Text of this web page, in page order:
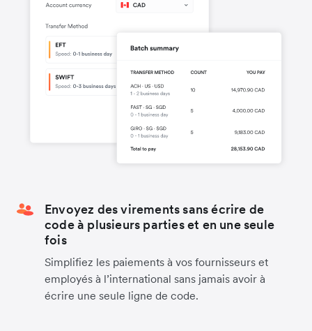
Envoyez des virements sans écrire de
code à plusieurs parties et en une seule
fois
Simplifiez les paiements à vos fournisseurs et
employés à l’international sans jamais avoir à
écrire une seule ligne de code.